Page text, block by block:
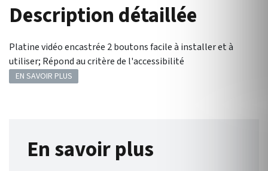
Description détaillée
Platine vidéo encastrée 2 boutons facile à installer et à
utiliser; Répond au critère de l'accessibilité
EN SAVOIR PLUS
En savoir plus